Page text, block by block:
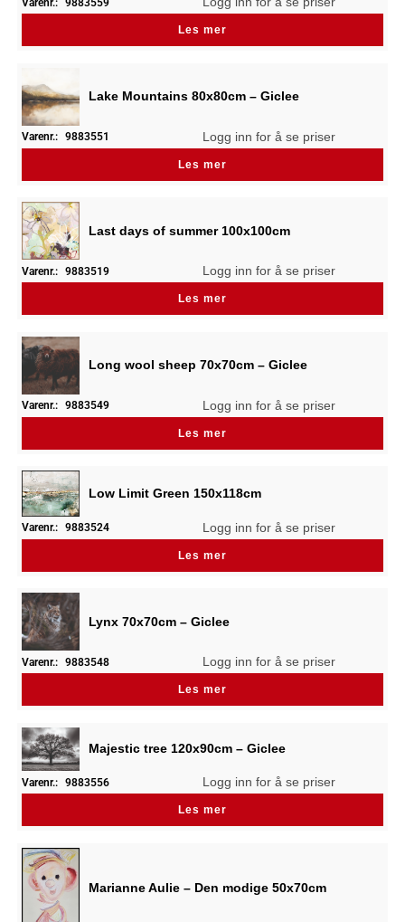
Les mer
Lake Mountains 80x80cm – Giclee
Varenr.: 9883551 Logg inn for å se priser
Les mer
Last days of summer 100x100cm
Varenr.: 9883519 Logg inn for å se priser
Les mer
Long wool sheep 70x70cm – Giclee
Varenr.: 9883549 Logg inn for å se priser
Les mer
Low Limit Green 150x118cm
Varenr.: 9883524 Logg inn for å se priser
Les mer
Lynx 70x70cm – Giclee
Varenr.: 9883548 Logg inn for å se priser
Les mer
Majestic tree 120x90cm – Giclee
Varenr.: 9883556 Logg inn for å se priser
Les mer
Marianne Aulie – Den modige 50x70cm